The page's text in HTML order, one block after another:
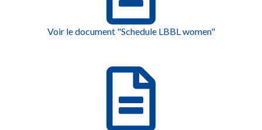
Voir le document "Schedule LBBL women"